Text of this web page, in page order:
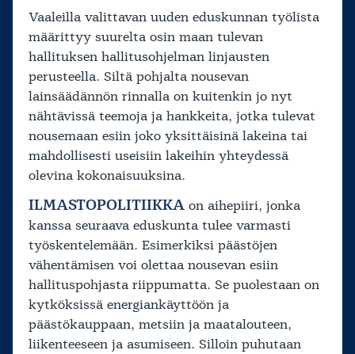
Vaaleilla valittavan uuden eduskunnan työlista
määrittyy suurelta osin maan tulevan
hallituksen hallitusohjelman linjausten
perusteella. Siltä pohjalta nousevan
lainsäädännön rinnalla on kuitenkin jo nyt
nähtävissä teemoja ja hankkeita, jotka tulevat
nousemaan esiin joko yksittäisinä lakeina tai
mahdollisesti useisiin lakeihin yhteydessä
olevina kokonaisuuksina.
ILMASTOPOLITIIKKA on aihepiiri, jonka
kanssa seuraava eduskunta tulee varmasti
työskentelemään. Esimerkiksi päästöjen
vähentämisen voi olettaa nousevan esiin
hallituspohjasta riippumatta. Se puolestaan on
kytköksissä energiankäyttöön ja
päästökauppaan, metsiin ja maatalouteen,
liikenteeseen ja asumiseen. Silloin puhutaan